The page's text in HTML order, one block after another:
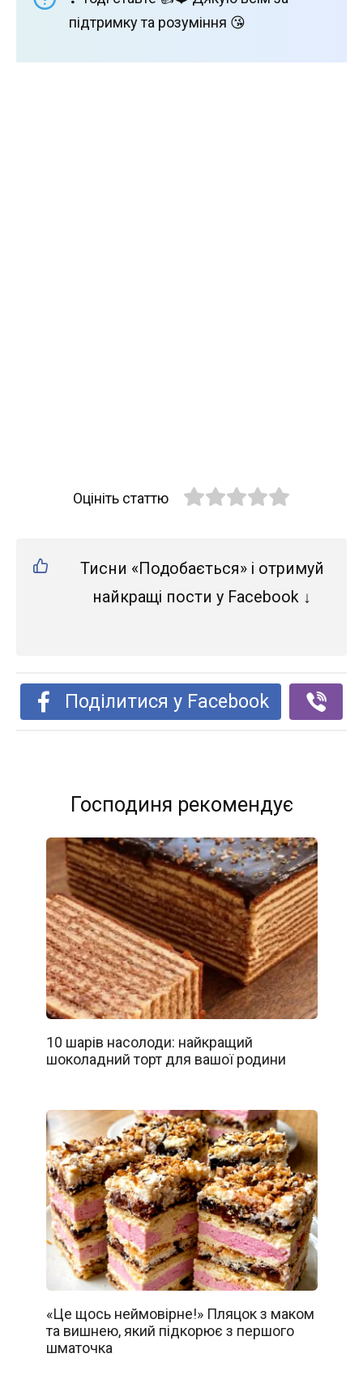
підтримку та розуміння 😘
Оцініть статтю
Тисни «Подобається» і отримуй
найкращі пости у Facebook ↓
Поділитися у Facebook
Господиня рекомендує
10 шарів насолоди: найкращий
шоколадний торт для вашої родини
«Це щось неймовірне!» Пляцок з маком
та вишнею, який підкорює з першого
шматочка